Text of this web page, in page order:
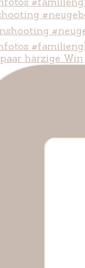
härzige Win